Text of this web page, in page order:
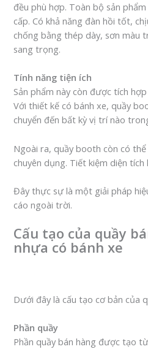
đều phù hợp. Toàn bộ sản
cấp. Có khả năng đàn hồi tốt,
chống bằng thép dày, sơn màu
sang trọng.
Tính năng tiện ích
Sản phẩm này còn được tích
Với thiết kế có bánh xe, quầy
chuyển đến bất kỳ vị trí nào
Ngoài ra, quầy booth còn có
chuyên dụng. Tiết kiệm diện
Đây thực sự là một giải pháp
cáo ngoài trời.
Cấu tạo của quầy
nhựa có bánh xe
Dưới đây là cấu tạo cơ bản của
Phần quầy
Phần quầy bán hàng được tạo